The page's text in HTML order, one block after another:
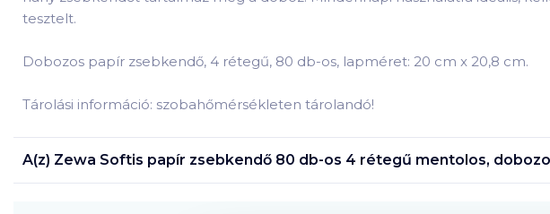
tesztelt.
Dobozos papír zsebkendő, 4 rétegű, 80 db-os, lapméret: 20 cm x 20,8 cm.
Tárolási információ: szobahőmérsékleten tárolandó!
A(z) Zewa Softis papír zsebkendő 80 db-os 4 rétegű mentolos,